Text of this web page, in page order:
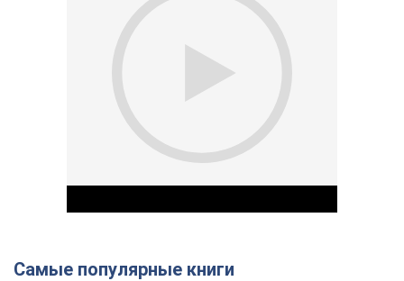
Самые популярные книги